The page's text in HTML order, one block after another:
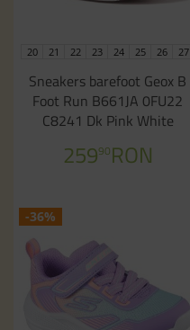
20 21 22 23 24 25 26 27
Sneakers barefoot Geox B
Foot Run B661JA 0FU22
C8241 Dk Pink White
25990RON
-36%